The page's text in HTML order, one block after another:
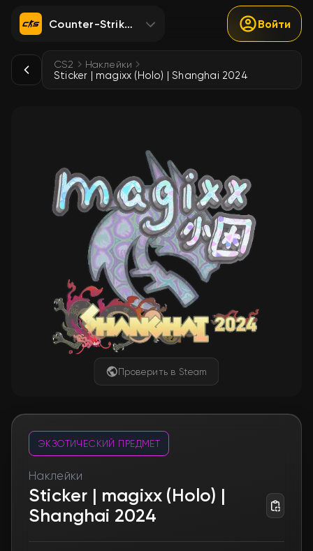
Counter-Strike 2 Войти
CS2 Наклейки
Sticker | magixx (Holo) | Shanghai 2024
Проверить в Steam
ЭКЗОТИЧЕСКИЙ ПРЕДМЕТ
Наклейки
Sticker | magixx (Holo) |
Shanghai 2024